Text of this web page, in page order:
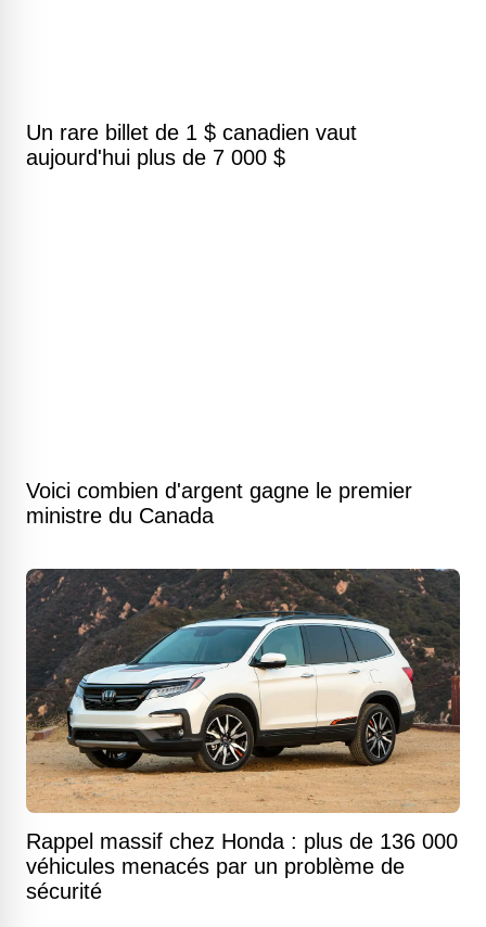
Un rare billet de 1 $ canadien vaut
aujourd'hui plus de 7 000 $
Voici combien d'argent gagne le premier
ministre du Canada
Rappel massif chez Honda : plus de 136 000
véhicules menacés par un problème de
sécurité